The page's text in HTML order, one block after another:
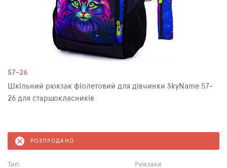
57-26
Шкільний рюкзак фіолетовий для дівчинки SkyNamе 57-
26 для старшокласників
РОЗПРОДАНО
Тип:
Рюкзаки